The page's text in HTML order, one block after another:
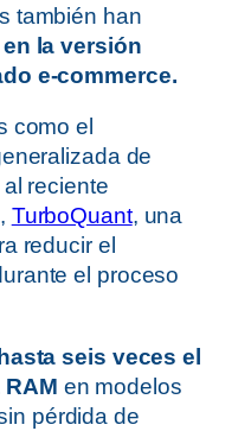
también han
en la versión
e-commerce.
como el
de
reciente
TurboQuant, una
reducir el
el proceso
seis veces el
en modelos
pérdida de